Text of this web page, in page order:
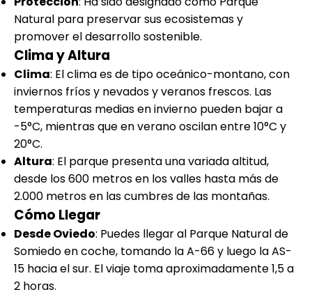
Natural para preservar sus ecosistemas y
promover el desarrollo sostenible.
Clima y Altura
Clima: El clima es de tipo oceánico-montano, con
inviernos fríos y nevados y veranos frescos. Las
temperaturas medias en invierno pueden bajar a
-5°C, mientras que en verano oscilan entre 10°C y
20°C.
Altura: El parque presenta una variada altitud,
desde los 600 metros en los valles hasta más de
2.000 metros en las cumbres de las montañas.
Cómo Llegar
Desde Oviedo: Puedes llegar al Parque Natural de
Somiedo en coche, tomando la A-66 y luego la AS-
15 hacia el sur. El viaje toma aproximadamente 1,5 a
2 horas.